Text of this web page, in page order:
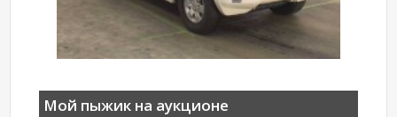
Мой пыжик на аукционе